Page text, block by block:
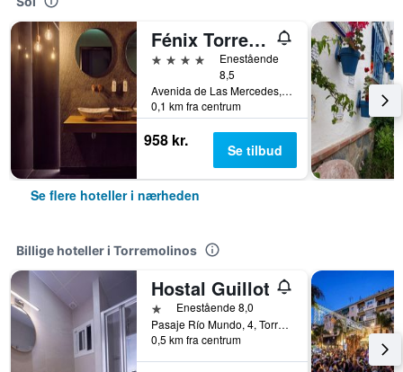
Fénix Torremolinos - Adults Only Recommended
4 stjerner
Enestående
8,5
Avenida de Las Mercedes, 22, Torremolinos, Andalusien, Spanien
0,1 km fra centrum
958 kr. Se tilbud
Se flere hoteller i nærheden
Billige hoteller i Torremolinos
Hostal Guillot
1 stjerneEnestående 8,0
Pasaje Río Mundo, 4, Torremolinos, Andalusien, Spanien
0,5 km fra centrum